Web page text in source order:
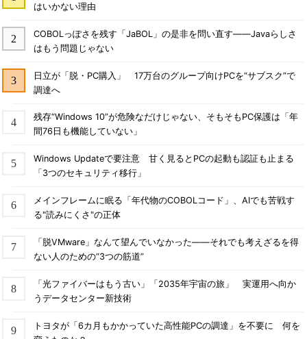
はいかない理由
COBOLっぽさを残す「JaBOL」の是非を問い直す――Javaらしさ
はもう問題じゃない
日立が「脱・PC購入」 17万台のグループ向けPCを“サブスク”で
調達へ
残存“Windows 10”が危険なだけじゃない、そもそもPC保護は「年
間76日も機能していない」
Windows Updateで要注意 甘く見るとPCの起動も認証も止まる
「3つのセキュリティ移行」
メインフレームに眠る「年代物のCOBOLコード」、AIでも苦戦す
る"読みにくさ"の正体
「脱VMware」なんて望んでいなかった――それでも考えざるを得
ない人のための“3つの筋道”
「光ファイバーはもう古い」「2035年宇宙の旅」 実運用へ向か
うデータセンター新技術
トヨタが「6カ月もかかっていた高性能PCの調達」を不要に 何を